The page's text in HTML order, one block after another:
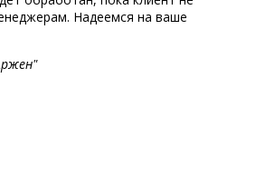
Надеемся на ваше